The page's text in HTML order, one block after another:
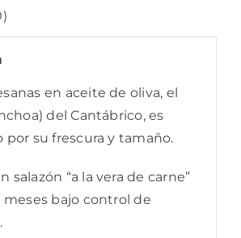
en aceite de oliva, el
del Cantábrico, es
por su frescura y tamaño.
salazón “a la vera de carne”
meses bajo control de